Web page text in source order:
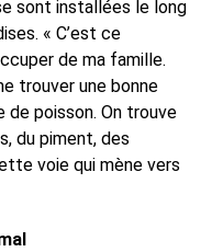
sont installées le long
« C’est ce
de ma famille.
trouver une bonne
poisson. On trouve
du piment, des
voie qui mène vers